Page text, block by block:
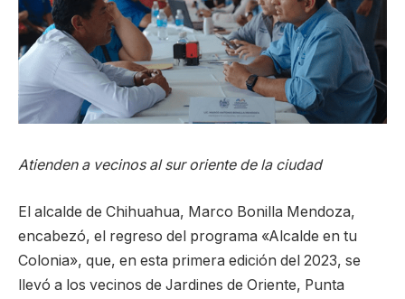
Atienden a vecinos al sur oriente de la ciudad
El alcalde de Chihuahua, Marco Bonilla Mendoza,
encabezó, el regreso del programa «Alcalde en tu
Colonia», que, en esta primera edición del 2023, se
llevó a los vecinos de Jardines de Oriente, Punta